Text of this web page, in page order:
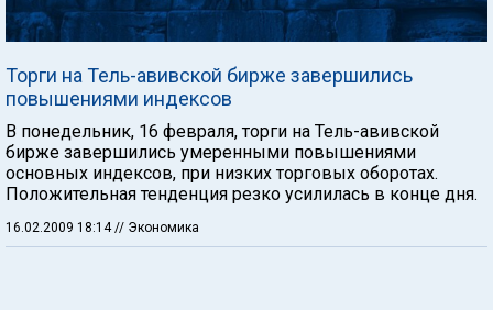
Торги на Тель-авивской бирже завершились
повышениями индексов
В понедельник, 16 февраля, торги на Тель-авивской
бирже завершились умеренными повышениями
основных индексов, при низких торговых оборотах.
Положительная тенденция резко усилилась в конце дня.
16.02.2009 18:14 // Экономика